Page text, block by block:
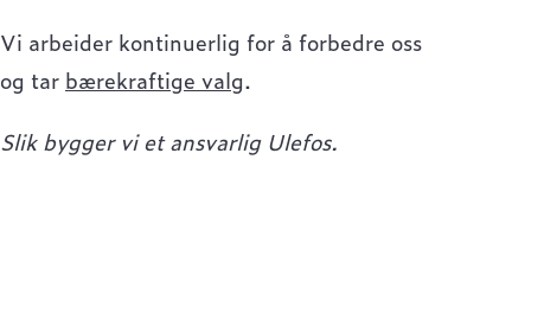
Vi arbeider kontinuerlig for å forbedre oss
og tar bærekraftige valg.
Slik bygger vi et ansvarlig Ulefos.